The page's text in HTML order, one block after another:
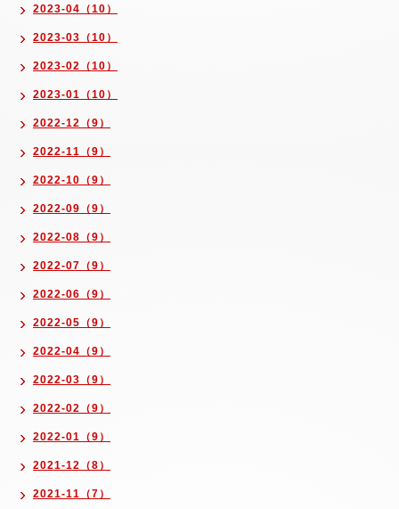
2023-04（10）
2023-03（10）
2023-02（10）
2023-01（10）
2022-12（9）
2022-11（9）
2022-10（9）
2022-09（9）
2022-08（9）
2022-07（9）
2022-06（9）
2022-05（9）
2022-04（9）
2022-03（9）
2022-02（9）
2022-01（9）
2021-12（8）
2021-11（7）